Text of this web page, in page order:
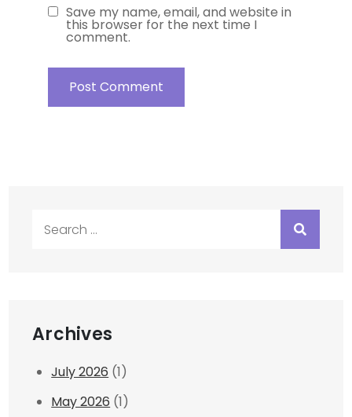
Save my name, email, and website in
this browser for the next time I
comment.
Archives
July 2026 (1)
May 2026 (1)